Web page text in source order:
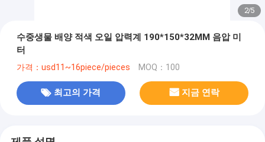
2/5
수중생물 배양 적색 오일 압력계 190*150*32MM 음압 미
터
가격：usd11~16piece/pieces MOQ：100
최고의 가격 지금 연락